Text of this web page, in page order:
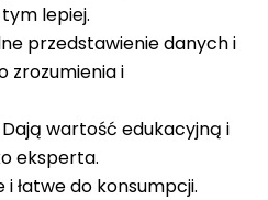
lepiej.
przedstawienie danych i
zrozumienia i
Dają wartość edukacyjną i
eksperta.
i łatwe do konsumpcji.